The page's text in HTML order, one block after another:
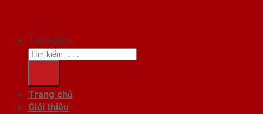
Tìm kiếm:
Trang chủ
Giới thiệu